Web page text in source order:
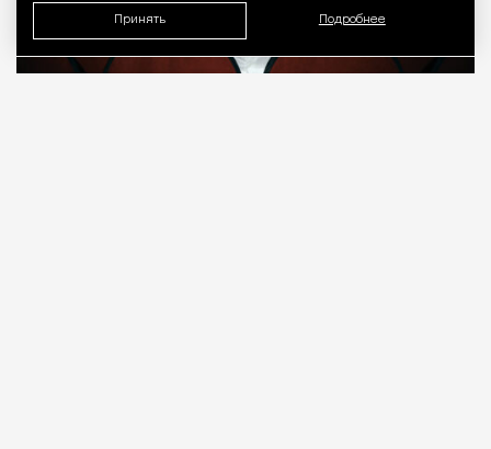
Принять Подробнее